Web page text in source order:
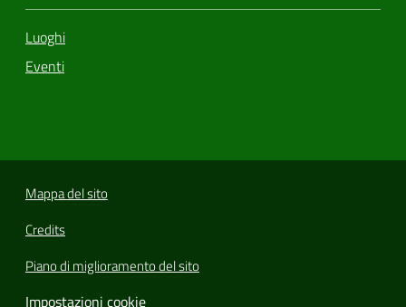
Luoghi
Eventi
Mappa del sito
Credits
Piano di miglioramento del sito
Impostazioni cookie